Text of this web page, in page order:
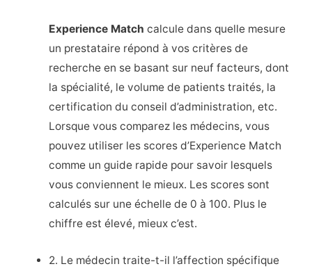
Experience Matchcalcule dans quelle mesure
un prestataire répond à vos critères de
recherche en se basant sur neuf facteurs, dont
la spécialité, le volume de patients traités, la
certification du conseil d’administration, etc.
Lorsque vous comparez les médecins, vous
pouvez utiliser les scores d’Experience Match
comme un guide rapide pour savoir lesquels
vous conviennent le mieux. Les scores sont
calculés sur une échelle de 0 à 100. Plus le
chiffre est élevé, mieux c’est.
2. Le médecin traite-t-il l’affection spécifique